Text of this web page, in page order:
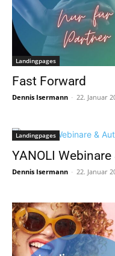
Landingpages
Fast Forward
Dennis Isermann - 22. Januar
Landingpages
YANOLI
Dennis Isermann - 22. Januar